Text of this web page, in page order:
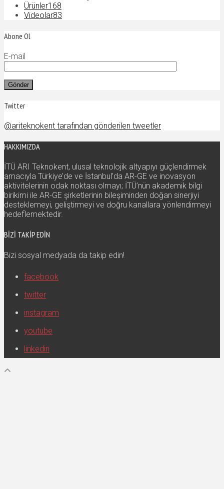
Ürünler168
Videolar83
Abone Ol
E-mail
Twitter
@ariteknokent tarafından gönderilen tweetler
HAKKIMIZDA
İTÜ ARI Teknokent, ulusal teknolojik altyapıyı güçlendirmek
amacıyla Türkiye’de ve İstanbul’da AR-GE ve inovasyon
aktivitelerinin odak noktası olmayı; İTÜ’nün akademik bilgi
birikimi ile AR-GE şirketlerinin bileşiminden doğan sinerjiyi
desteklemeyi, geliştirmeyi ve doğru kanallara yönlendirmeyi
hedeflemektedir.
BIZI TAKIP EDIN
Bizi sosyal medyada da takip edin!
facebook
twitter
instagram
youtube
linkedin